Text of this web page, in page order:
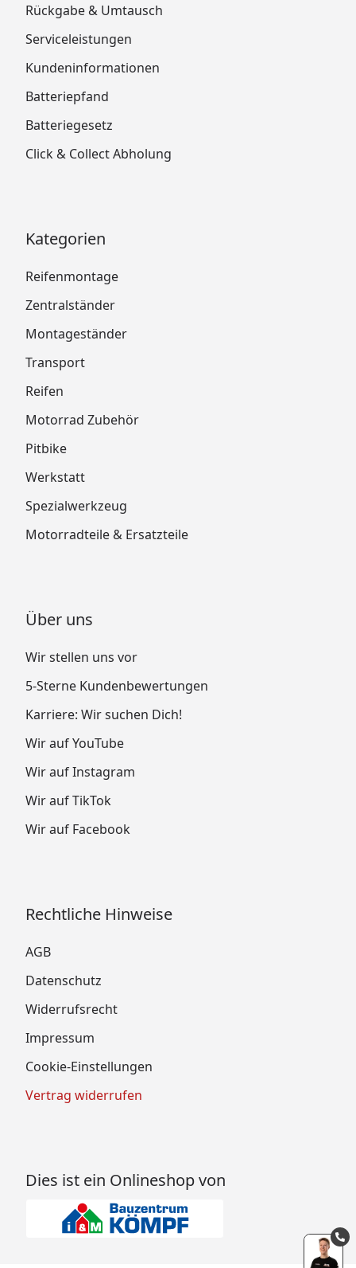
Rückgabe & Umtausch
Serviceleistungen
Kundeninformationen
Batteriepfand
Batteriegesetz
Click & Collect Abholung
Kategorien
Reifenmontage
Zentralständer
Montageständer
Transport
Reifen
Motorrad Zubehör
Pitbike
Werkstatt
Spezialwerkzeug
Motorradteile & Ersatzteile
Über uns
Wir stellen uns vor
5-Sterne Kundenbewertungen
Karriere: Wir suchen Dich!
Wir auf YouTube
Wir auf Instagram
Wir auf TikTok
Wir auf Facebook
Rechtliche Hinweise
AGB
Datenschutz
Widerrufsrecht
Impressum
Cookie-Einstellungen
Vertrag widerrufen
Dies ist ein Onlineshop von